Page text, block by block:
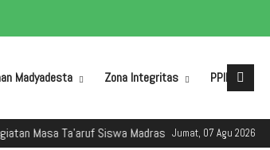
Madyadesta Zona Integritas PPID
Jumat, 07 Agu 2026
Siswa Madrasah (MATSAMA) Tahun Ajaran